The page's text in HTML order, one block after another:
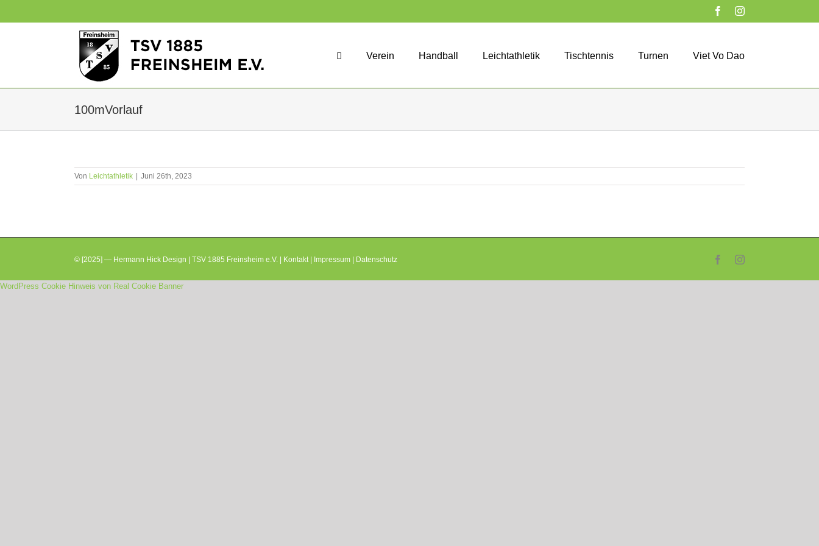
FacebookInstagram
Verein Handball Leichtathletik Tischtennis Turnen Viet Vo Dao
100mVorlauf
Von Leichtathletik Juni 26th, 2023
© [2025] — Hermann Hick Design | TSV 1885 Freinsheim e.V. | Kontakt| Impressum Datenschutz FacebookInstagram
WordPress Cookie Hinweis von Real Cookie Banner